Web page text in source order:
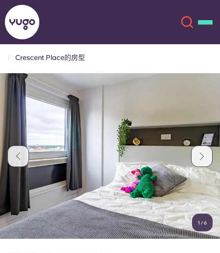
关于我们
地点
更多
账户 语言
English (GB)
选择一个国家
立即预订
English (US)
Chinese Español
Català
Italian French
Portuguese
Crescent Place的房型
1 /6